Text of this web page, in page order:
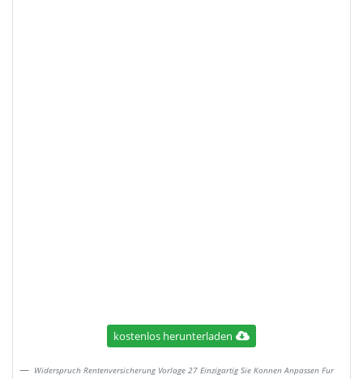
kostenlos herunterladen
Widerspruch Rentenversicherung Vorlage 27 Einzigartig Sie Konnen Anpassen Fur